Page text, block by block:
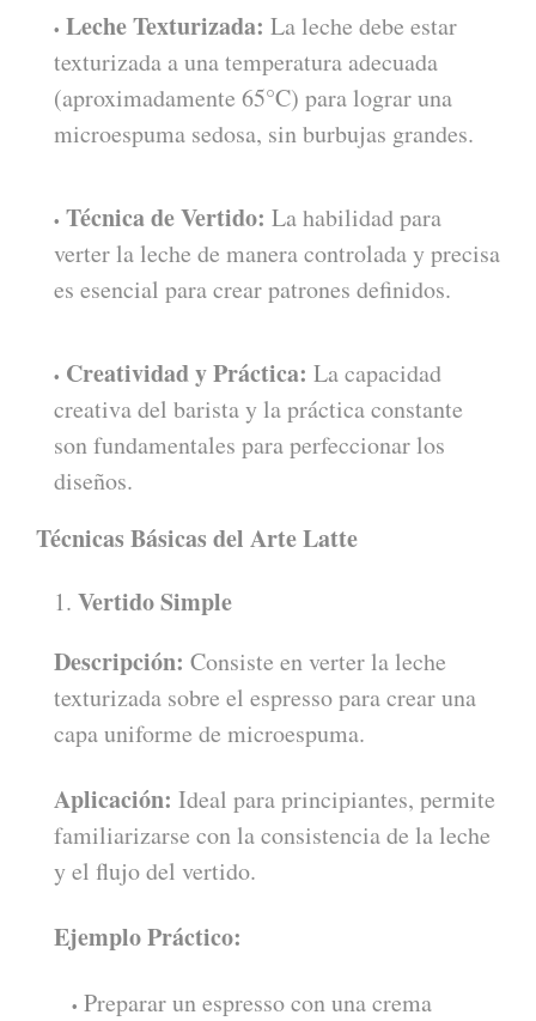
Leche Texturizada: La leche debe estar
texturizada a una temperatura adecuada
(aproximadamente 65°C) para lograr una
microespuma sedosa, sin burbujas grandes.
Técnica de Vertido: La habilidad para
verter la leche de manera controlada y precisa
es esencial para crear patrones definidos.
Creatividad y Práctica: La capacidad
creativa del barista y la práctica constante
son fundamentales para perfeccionar los
diseños.
Técnicas Básicas del Arte Latte
Vertido Simple
Descripción: Consiste en verter la leche
texturizada sobre el espresso para crear una
capa uniforme de microespuma.
Aplicación: Ideal para principiantes, permite
familiarizarse con la consistencia de la leche
y el flujo del vertido.
Ejemplo Práctico:
Preparar un espresso con una crema